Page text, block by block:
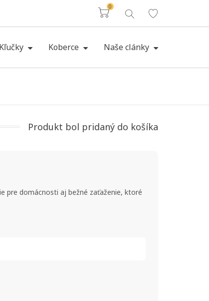
Košík
0
Kľučky Koberce Naše clánky
Produkt bol pridaný do košíka
pre domácnosti aj bežné zaťaženie, ktoré